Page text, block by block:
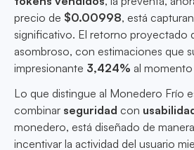
precio de $0.00998, está
significativo. El retorno proyectado
asombroso, con estimaciones que
impresionante 3,424% al
Lo que distingue al Monedero Frío
combinar seguridad con
monedero, está diseñado de
incentivar la actividad del usuario